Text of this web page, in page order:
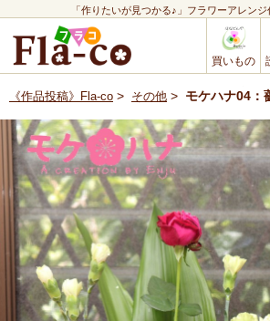
「作りたいが見つかる♪」フラワーアレン
買いもの
《作品投稿》Fla-co > その他 > モケハナ04：